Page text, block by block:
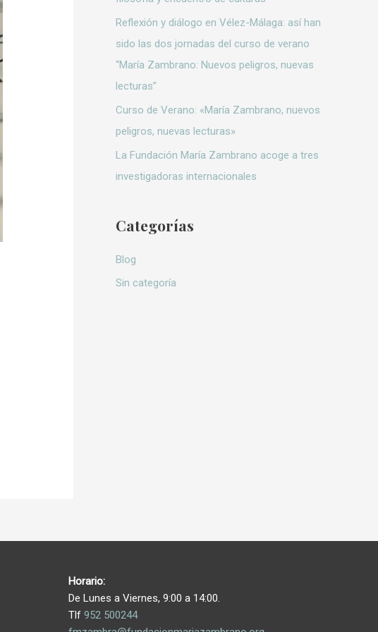
Reflexión y diálogo en Vélez-Málaga: así han
sido las dos jornadas del curso de verano
“María Zambrano: Nuevos peligros, nuevas
lecturas”
Curso de Verano: «María Zambrano, nuevos
peligros, nuevas lecturas»
La Fundación María Zambrano acoge a tres
investigadoras internacionales
Categorías
Blog
Sin categoría
Horario:
De Lunes a Viernes, 9:00 a 14:00.
Tlf 952 500244